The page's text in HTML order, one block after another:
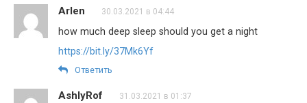
Arlen 30.03.2021 в 04:44
how much deep sleep should you get a night
https://bit.ly/37Mk6Yf
Ответить
AshlyRof 31.03.2021 в 01:37